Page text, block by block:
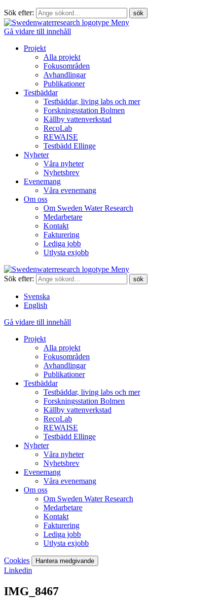
Sök efter:
Meny
Gå vidare till innehåll
Projekt
Alla projekt
Fokusområden
Avhandlingar
Publikationer
Testbäddar
Testbäddar, living labs och mer
Forskningsstation Bolmen
Källby vattenverkstad
RecoLab
REWAISE
Testbädd Ellinge
Nyheter
Våra nyheter
Nyhetsbrev
Evenemang
Våra evenemang
Om oss
Om Sweden Water Research
Medarbetare
Kontakt
Fakturering
Lediga jobb
Utlysta exjobb
Meny
Sök efter:
Svenska
English
Gå vidare till innehåll
Projekt
Alla projekt
Fokusområden
Avhandlingar
Publikationer
Testbäddar
Testbäddar, living labs och mer
Forskningsstation Bolmen
Källby vattenverkstad
RecoLab
REWAISE
Testbädd Ellinge
Nyheter
Våra nyheter
Nyhetsbrev
Evenemang
Våra evenemang
Om oss
Om Sweden Water Research
Medarbetare
Kontakt
Fakturering
Lediga jobb
Utlysta exjobb
Cookies Hantera medgivande
Linkedin
IMG_8467